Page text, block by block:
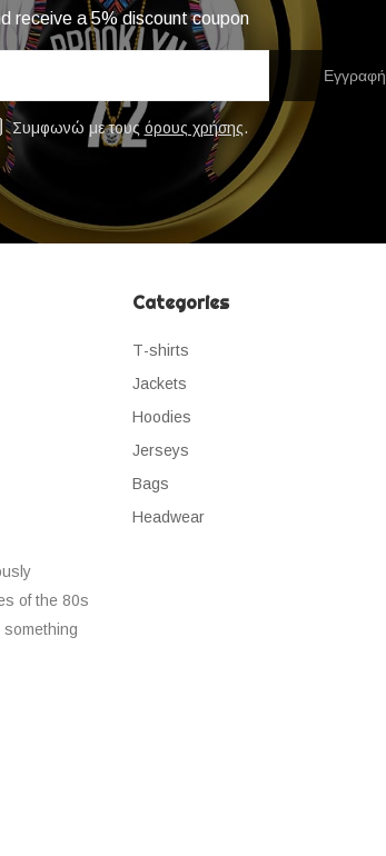
receive a 5% discount coupon
Εγγραφή
Συμφωνώ με τους όρους χρήσης.
of the 80s
Categories
Τ-shirts
Jackets
Hoodies
Jerseys
Bags
Headwear